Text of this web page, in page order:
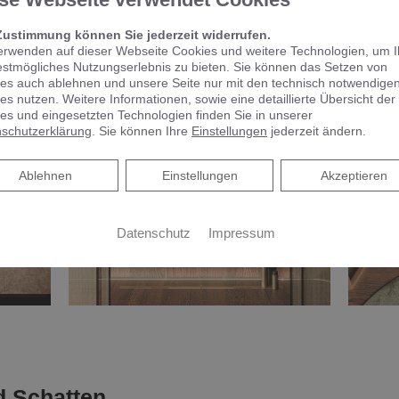
können Sie jederzeit widerrufen.
auf dieser Webseite Cookies und weitere Technologien, um
Nutzungserlebnis zu bieten. Sie können das Setzen von
auch ablehnen und unsere Seite nur mit den technisch
nutzen. Weitere Informationen, sowie eine detaillierte Übersicht der
und eingesetzten Technologien finden Sie in unserer
. Sie können Ihre Einstellungen jederzeit ändern.
Akzeptieren
Einstellungen
Ablehnen
Ablehnen
Datenschutz Impressum